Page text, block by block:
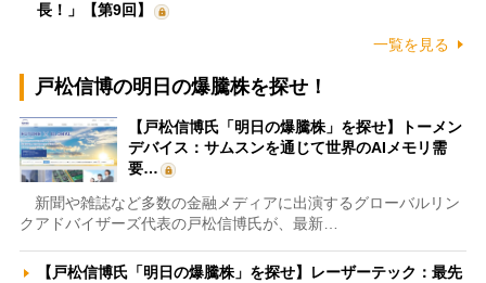
長！」【第9回】
一覧を見る
戸松信博の明日の爆騰株を探せ！
【戸松信博氏「明日の爆騰株」を探せ】トーメン
デバイス：サムスンを通じて世界のAIメモリ需
要…
新聞や雑誌など多数の金融メディアに出演するグローバルリン
クアドバイザーズ代表の戸松信博氏が、最新…
【戸松信博氏「明日の爆騰株」を探せ】レーザーテック：最先